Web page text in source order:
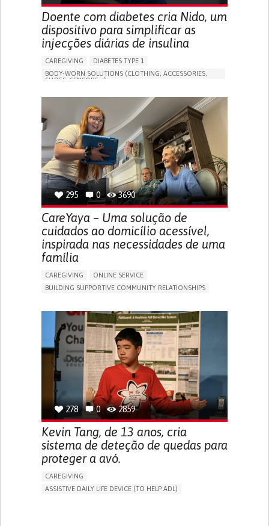
Doente com diabetes cria Nido, um
dispositivo para simplificar as
injecções diárias de insulina
CAREGIVING
DIABETES TYPE 1
BODY-WORN SOLUTIONS (CLOTHING, ACCESSORIES,
SHOES, SENSORS...)
295 0 3690
CareYaya – Uma solução de
cuidados ao domicílio acessível,
inspirada nas necessidades de uma
família
CAREGIVING
ONLINE SERVICE
BUILDING SUPPORTIVE COMMUNITY RELATIONSHIPS
GENERAL AND FAMILY MEDICINE
AGING
CAREGIVER SUPPORT
UNITED STATES
278 0 2859
Kevin Tang, de 13 anos, cria
sistema de deteção de quedas para
proteger a avó.
CAREGIVING
ASSISTIVE DAILY LIFE DEVICE (TO HELP ADL)